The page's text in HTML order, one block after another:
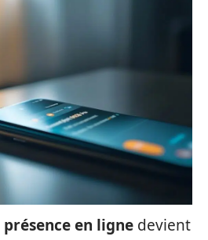
présence en ligne devient